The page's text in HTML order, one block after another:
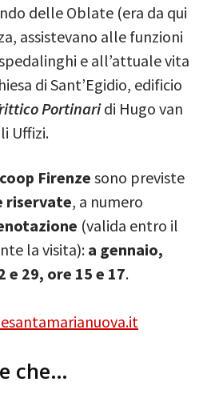
delle Oblate (era da qui
assistevano alle funzioni
e all’attuale vita
di Sant’Egidio, edificio
Portinaridi Hugo van
Uffizi.
Firenzesono previste
riservate, a numero
(valida entro il
la visita): a gennaio,
e 29, ore 15 e 17.
che…